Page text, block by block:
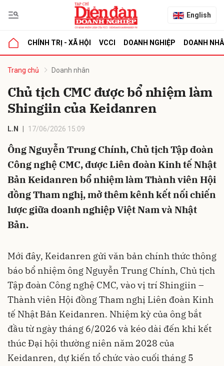
English
CHÍNH TRỊ - XÃ HỘI VCCI DOANH NGHIỆP DOANH
Trang chủ Doanh nhân
Chủ tịch CMC được bổ nhiệm làm
Shingiin của Keidanren
L.N 17/06/2026 15:09
Ông Nguyễn Trung Chính, Chủ tịch Tập đoàn
Công nghệ CMC, được Liên đoàn Kinh tế Nhật
Bản Keidanren bổ nhiệm làm Thành viên Hội
đồng Tham nghị, mở thêm kênh kết nối chiến
lược giữa doanh nghiệp Việt Nam và Nhật
Bản.
Mới đây, Keidanren gửi văn bản chính thức thông
báo bổ nhiệm ông Nguyễn Trung Chính, Chủ tịch
Tập đoàn Công nghệ CMC, vào vị trí Shingiin –
Thành viên Hội đồng Tham nghị Liên đoàn Kinh
tế Nhật Bản Keidanren. Nhiệm kỳ của ông bắt
đầu từ ngày tháng 6/2026 và kéo dài đến khi kết
thúc Đại hội thường niên năm 2028 của
Keidanren, dự kiến tổ chức vào cuối tháng 5
luận
Hủy